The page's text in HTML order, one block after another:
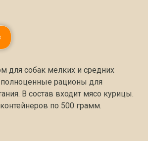
для собак мелких и средних
рационы для
В состав входит мясо курицы.
по 500 грамм.
Курицей"
компонентов
Р 55453-2013
печень
масло
90%.
граммах: протеин
- 2.5, клетчатка - 5,0,
кальций- 1,5,